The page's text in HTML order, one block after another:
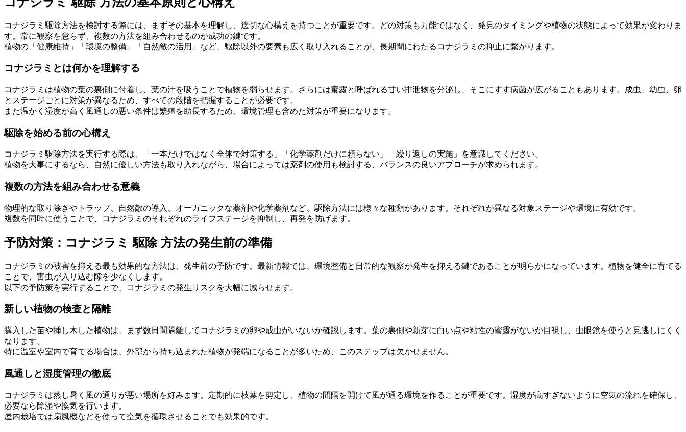
コナジラミ駆除方法を検討する際には、まずその基本を理解し、適切な心構えを持つことが重要です。どの対策も万能ではなく、発見のタイミングや植物の状態によって効果が変わりま
す。常に観察を怠らず、複数の方法を組み合わせるのが成功の鍵です。
植物の「健康維持」「環境の整備」「自然敵の活用」など、駆除以外の要素も広く取り入れることが、長期間にわたるコナジラミの抑止に繋がります。
コナジラミとは何かを理解する
コナジラミは植物の葉の裏側に付着し、葉の汁を吸うことで植物を弱らせます。さらには蜜露と呼ばれる甘い排泄物を分泌し、そこにすす病菌が広がることもあります。成虫、幼虫、卵
とステージごとに対策が異なるため、すべての段階を把握することが必要です。
また温かく湿度が高く風通しの悪い条件は繁殖を助長するため、環境管理も含めた対策が重要になります。
駆除を始める前の心構え
コナジラミ駆除方法を実行する際は、「一本だけではなく全体で対策する」「化学薬剤だけに頼らない」「繰り返しの実施」を意識してください。
植物を大事にするなら、自然に優しい方法も取り入れながら、場合によっては薬剤の使用も検討する、バランスの良いアプローチが求められます。
複数の方法を組み合わせる意義
物理的な取り除きやトラップ、自然敵の導入、オーガニックな薬剤や化学薬剤など、駆除方法には様々な種類があります。それぞれが異なる対象ステージや環境に有効です。
複数を同時に使うことで、コナジラミのそれぞれのライフステージを抑制し、再発を防げます。
予防対策：コナジラミ 駆除 方法の発生前の準備
コナジラミの被害を抑える最も効果的な方法は、発生前の予防です。最新情報では、環境整備と日常的な観察が発生を抑える鍵であることが明らかになっています。植物を健全に育てる
ことで、害虫が入り込む隙を少なくします。
以下の予防策を実行することで、コナジラミの発生リスクを大幅に減らせます。
新しい植物の検査と隔離
購入した苗や挿し木した植物は、まず数日間隔離してコナジラミの卵や成虫がいないか確認します。葉の裏側や新芽に白い点や粘性の蜜露がないか目視し、虫眼鏡を使うと見逃しにくく
なります。
特に温室や室内で育てる場合は、外部から持ち込まれた植物が発端になることが多いため、このステップは欠かせません。
風通しと湿度管理の徹底
コナジラミは蒸し暑く風の通りが悪い場所を好みます。定期的に枝葉を剪定し、植物の間隔を開けて風が通る環境を作ることが重要です。湿度が高すぎないように空気の流れを確保し、
必要なら除湿や換気を行います。
屋内栽培では扇風機などを使って空気を循環させることでも効果的です。